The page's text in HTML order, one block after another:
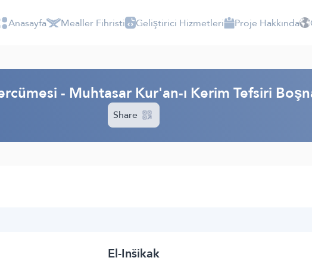
Anasayfa Mealler Fihristi Geliştirici Hizmetleri Proje Hakkında
- Muhtasar Kur'an-ı Kerim Tefsiri
Share
El-Inšikak